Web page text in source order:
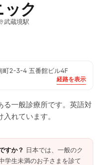
ク
武蔵境駅
町2-3-4 五番館ビル4F
経路を表示
る一般診療所です。英語対
れています。
すか？ 日本では、一般のク
学生未満のお子さまを診て